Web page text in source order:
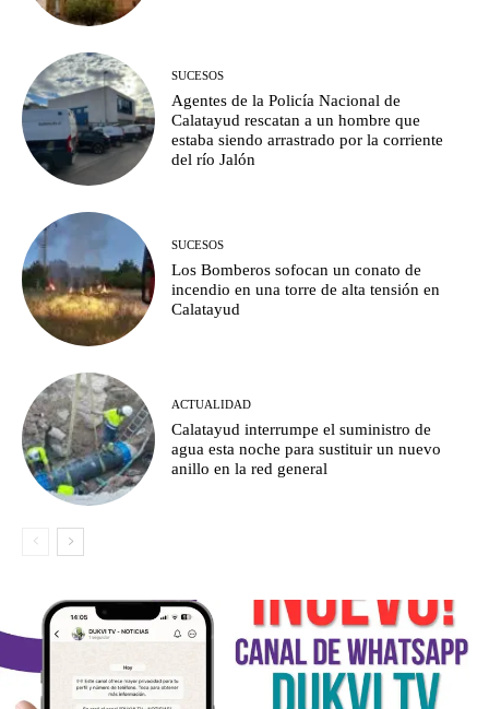
SUCESOS
Agentes de la Policía Nacional de
Calatayud rescatan a un hombre que
estaba siendo arrastrado por la corriente
del río Jalón
SUCESOS
Los Bomberos sofocan un conato de
incendio en una torre de alta tensión en
Calatayud
ACTUALIDAD
Calatayud interrumpe el suministro de
agua esta noche para sustituir un nuevo
anillo en la red general